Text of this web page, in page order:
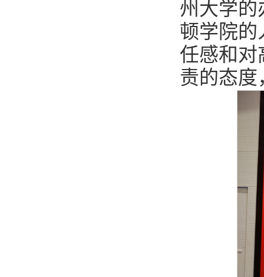
州大学的
顿学院的
任感和对
责的态度